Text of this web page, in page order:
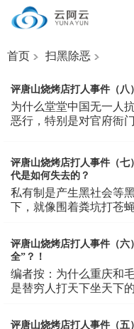
首页 扫黑除恶
评唐山烧烤店打人事件（八
为什么堂堂中国无一人
恶行，特别是对官府衙
评唐山烧烤店打人事件（七
代是如何失去的？
私有制是产生黑社会等
下，就像围着粪坑打苍
评唐山烧烤店打人事件（六
全”？！
编者按：为什么重庆和
是替穷人打天下坐天下
评唐山烧烤店打人事件（五